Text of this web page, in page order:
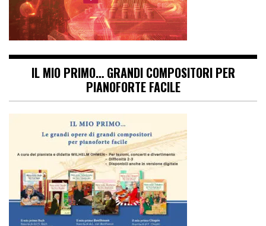
IL MIO PRIMO… GRANDI COMPOSITORI PER
PIANOFORTE FACILE